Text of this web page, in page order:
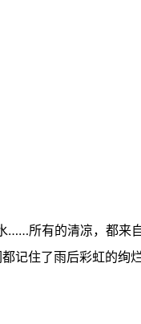
……所有的清凉，都来
记住了雨后彩虹的绚